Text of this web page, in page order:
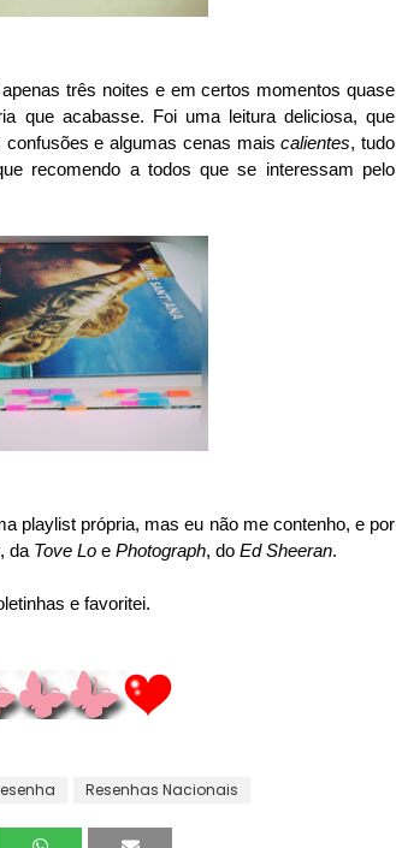
três noites e em certos momentos quase
que acabasse. Foi uma leitura deliciosa, que
confusões e algumas cenas maiscalientes, tudo
recomendo a todos que se interessam pelo
playlist própria, mas eu não me contenho, e por
, da Tove Lo e Photograph, do Ed Sheeran.
e favoritei.
Resenhas Nacionais